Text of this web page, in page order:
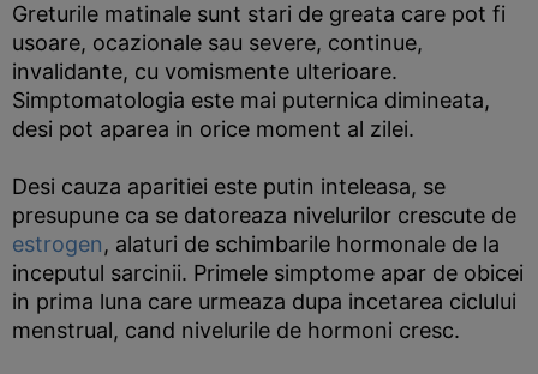
Greturile matinale sunt stari de greata care pot fi
usoare, ocazionale sau severe, continue,
invalidante, cu vomismente ulterioare.
Simptomatologia este mai puternica dimineata,
desi pot aparea in orice moment al zilei.
Desi cauza aparitiei este putin inteleasa, se
presupune ca se datoreaza nivelurilor crescute de
estrogen, alaturi de schimbarile hormonale de la
inceputul sarcinii. Primele simptome apar de obicei
in prima luna care urmeaza dupa incetarea ciclului
menstrual, cand nivelurile de hormoni cresc.